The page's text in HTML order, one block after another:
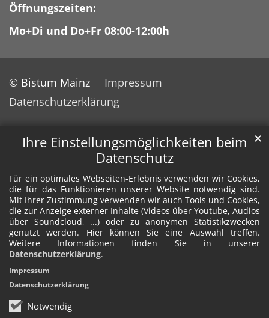
Ihre Einstellungsmöglichkeiten beim
Datenschutz
Für ein optimales Webseiten-Erlebnis verwenden wir Cookies,
die für das Funktionieren unserer Website notwendig sind.
Mit Ihrer Zustimmung verwenden wir auch Tools und Cookies,
die zur Anzeige externer Inhalte (Videos über Youtube, Audios
über Soundcloud, ...) oder zu anonymen Statistikzwecken
genutzt werden. Hier können Sie eine Auswahl treffen.
Weitere Informationen finden Sie in unserer
Datenschutzerklärung.
Notwendig
✕
Impressum
Datenschutzerklärung
Öffnungszeiten:
Mo+Di und Do+Fr 08:00-12:00h
© Bistum Mainz
Impressum
Datenschutzerklärung